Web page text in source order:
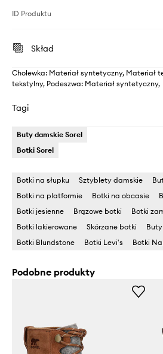
ID Produktu
Skład
Cholewka: Materiał syntetyczny, Materiał
tekstylny, Podeszwa: Materiał syntetyczny,
Tagi
Buty damskie Sorel
Botki Sorel
Botki na słupku Sztyblety damskie
Botki na platformie
Botki na obcasie
Botki jesienne
Brązowe botki Botki
Botki lakierowane
Skórzane botki
Botki Blundstone
Botki Levi's Botki
Podobne produkty